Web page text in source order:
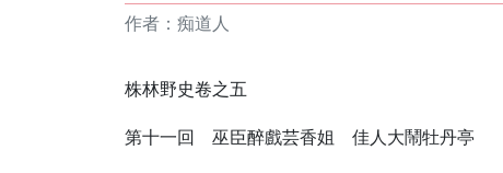
作者：痴道人
株林野史卷之五
第十一回 巫臣醉戲芸香姐 佳人大鬧牡丹亭